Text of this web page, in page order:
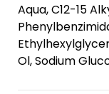
Aqua, C12-15
Ol, Sodium